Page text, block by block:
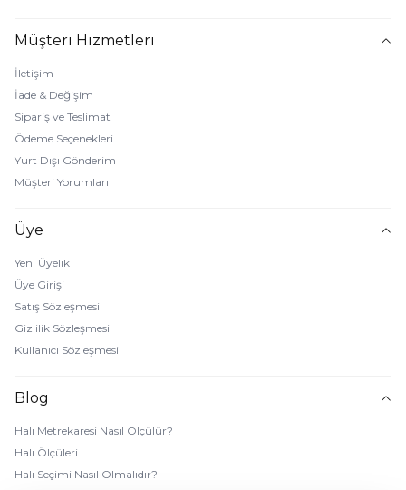
Müşteri Hizmetleri
İletişim
İade & Değişim
Sipariş ve Teslimat
Ödeme Seçenekleri
Yurt Dışı Gönderim
Müşteri Yorumları
Üye
Yeni Üyelik
Üye Girişi
Satış Sözleşmesi
Gizlilik Sözleşmesi
Kullanıcı Sözleşmesi
Blog
Halı Metrekaresi Nasıl Ölçülür?
Halı Ölçüleri
Halı Seçimi Nasıl Olmalıdır?